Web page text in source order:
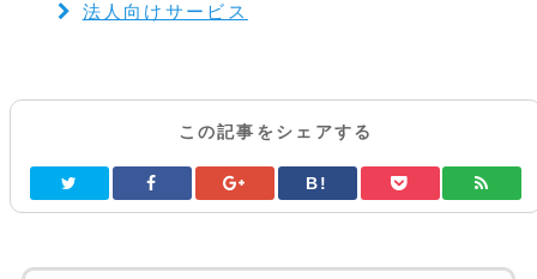
法人向けサービス
この記事をシェアする
B!